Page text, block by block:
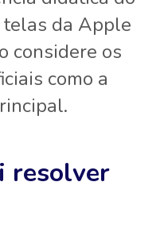
telas da Apple
considere os
como a
resolver